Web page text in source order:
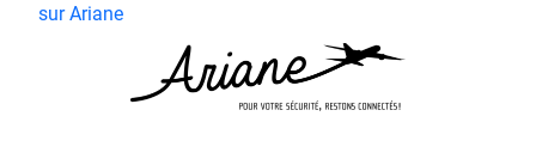
sur Ariane